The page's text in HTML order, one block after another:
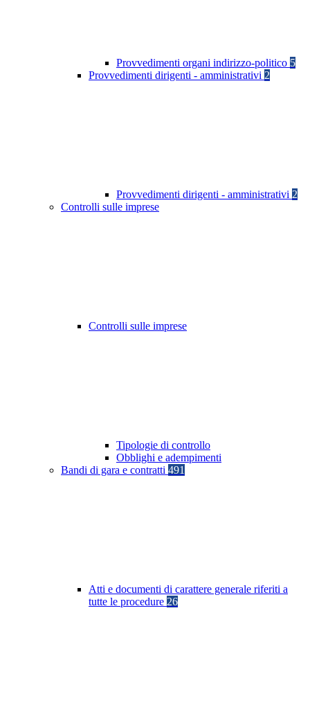
Provvedimenti organi indirizzo-politico 5
Provvedimenti dirigenti - amministrativi 2
Provvedimenti dirigenti - amministrativi 2
Controlli sulle imprese
Controlli sulle imprese
Tipologie di controllo
Obblighi e adempimenti
Bandi di gara e contratti 491
Atti e documenti di carattere generale riferiti a
tutte le procedure 26